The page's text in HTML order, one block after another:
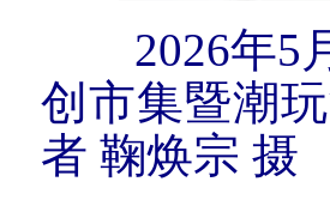
2026年5月
创市集暨潮
者 鞠焕宗 摄